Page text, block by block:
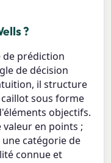
?
de prédiction
de décision
il structure
sous forme
objectifs.
en points ;
catégorie de
connue et